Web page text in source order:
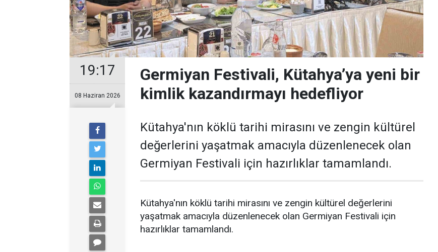
19:17
08 Haziran 2026
Germiyan Festivali, Kütahya’ya yeni bir
kimlik kazandırmayı hedefliyor
Kütahya'nın köklü tarihi mirasını ve zengin kültürel
değerlerini yaşatmak amacıyla düzenlenecek olan
Germiyan Festivali için hazırlıklar tamamlandı.
Kütahya'nın köklü tarihi mirasını ve zengin kültürel değerlerini
yaşatmak amacıyla düzenlenecek olan Germiyan Festivali için
hazırlıklar tamamlandı.